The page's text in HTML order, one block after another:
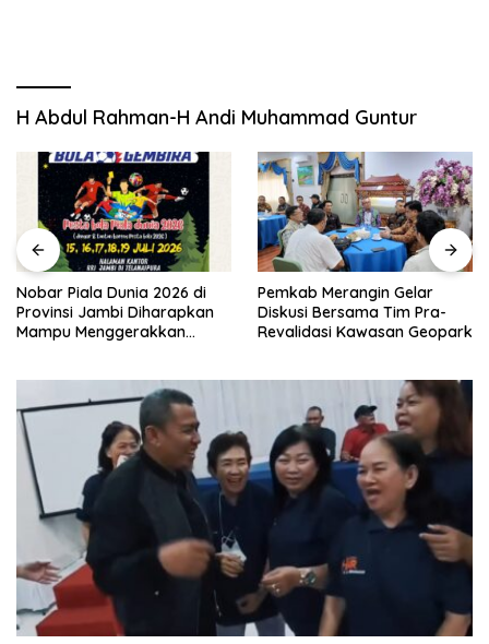
H Abdul Rahman-H Andi Muhammad Guntur
Nobar Piala Dunia 2026 di
Provinsi Jambi Diharapkan
Mampu Menggerakkan
Pemkab Merangin Gelar
Diskusi Bersama Tim Pra-
Revalidasi Kawasan Geopark